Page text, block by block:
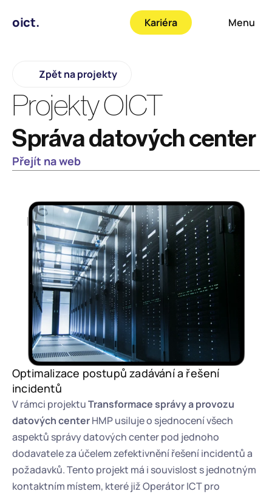
Kariéra Menu
oict.
Zpět na projekty
Projekty OICT
Správa datových center
Přejít na web
Optimalizace postupů zadávání a řešení
incidentů
V rámci projektu Transformace správy a provozu
datových center HMPusiluje o sjednocení všech
aspektů správy datových center pod jednoho
dodavatele za účelem zefektivnění řešení incidentů a
požadavků. Tento projekt má i souvislost s jednotným
kontaktním místem, které již Operátor ICT pro